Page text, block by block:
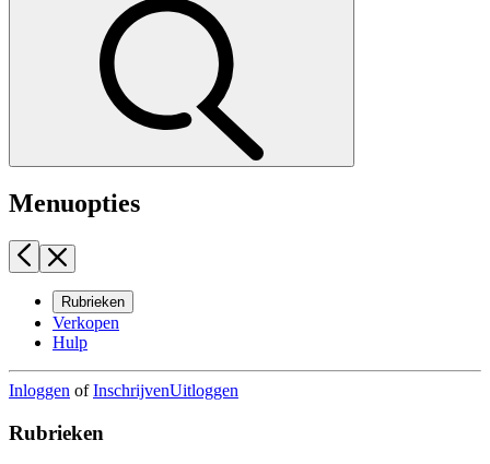
Menuopties
Rubrieken
Verkopen
Hulp
Inloggen ofInschrijvenUitloggen
Rubrieken